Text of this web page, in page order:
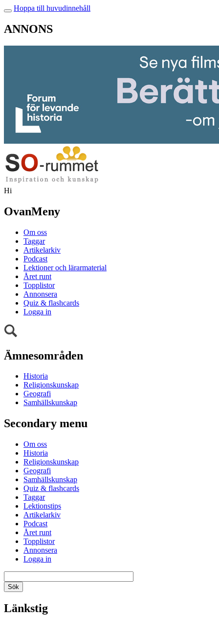
Hoppa till huvudinnehåll
ANNONS
Hi
OvanMeny
Om oss
Taggar
Artikelarkiv
Podcast
Lektioner och lärarmaterial
Året runt
Topplistor
Annonsera
Quiz & flashcards
Logga in
Ämnesområden
Historia
Religionskunskap
Geografi
Samhällskunskap
Secondary menu
Om oss
Historia
Religionskunskap
Geografi
Samhällskunskap
Quiz & flashcards
Taggar
Lektionstips
Artikelarkiv
Podcast
Året runt
Topplistor
Annonsera
Logga in
Länkstig